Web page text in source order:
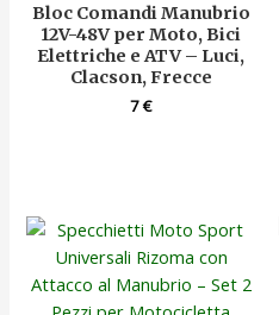
Bloc Comandi Manubrio
12V-48V per Moto, Bici
Elettriche e ATV – Luci,
Clacson, Frecce
7€